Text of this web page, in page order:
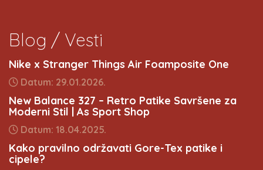
Blog / Vesti
Nike x Stranger Things Air Foamposite One
Datum: 29.01.2026.
New Balance 327 – Retro Patike Savršene za
Moderni Stil | As Sport Shop
Datum: 18.04.2025.
Kako pravilno održavati Gore-Tex patike i
cipele?